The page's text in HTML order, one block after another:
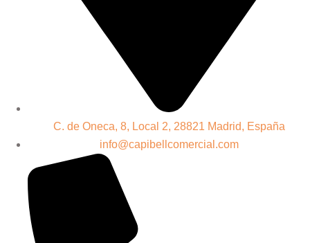
C. de Oneca, 8, Local 2, 28821 Madrid, España
info@capibellcomercial.com